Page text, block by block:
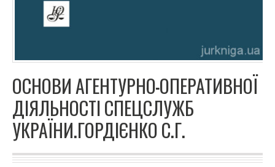
ОСНОВИ АГЕНТУРНО-ОПЕРАТИВНОЇ
ДІЯЛЬНОСТІ СПЕЦСЛУЖБ
УКРАЇНИ.ГОРДІЄНКО С.Г.